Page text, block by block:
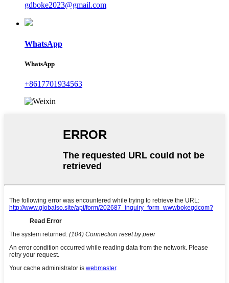
gdboke2023@gmail.com
WhatsApp
WhatsApp
+8617701934563